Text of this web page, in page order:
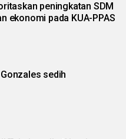
peningkatan SDM
ekonomi pada KUA-PPAS
sedih